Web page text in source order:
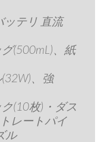
ッテリ 直流
(500mL)、紙
、強
(10枚)・ダス
レートパイ
ル